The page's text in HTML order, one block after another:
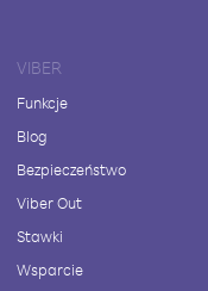
VIBER
Funkcje
Blog
Bezpieczeństwo
Viber Out
Stawki
Wsparcie